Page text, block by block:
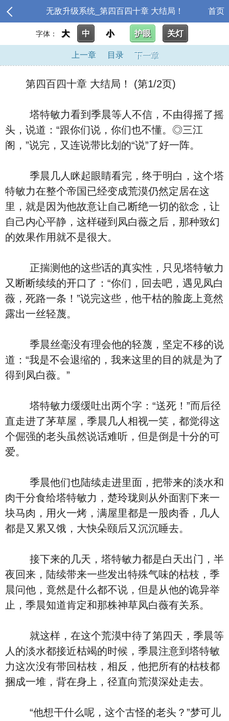
无敌升级系统_第四百四十章 大结局！ 首页
字体： 大 中 小 护眼 关灯
上一章 目录 下一章
第四百四十章 大结局！ (第1/2页)
塔特敏力看到季晨等人不信，不由得摇了摇
头，说道：“跟你们说，你们也不懂。◎三江
阁，”说完，又连说带比划的“说”了好一阵。
季晨几人眯起眼睛看完，终于明白，这个塔
特敏力在整个帝国已经变成荒漠仍然定居在这
里，就是因为他故意让自己断绝一切的欲念，让
自己内心平静，这样碰到凤白薇之后，那种致幻
的效果作用就不是很大。
正揣测他的这些话的真实性，只见塔特敏力
又断断续续的开口了：“你们，回去吧，遇见凤白
薇，死路一条！”说完这些，他干枯的脸庞上竟然
露出一丝轻蔑。
季晨丝毫没有理会他的轻蔑，坚定不移的说
道：“我是不会退缩的，我来这里的目的就是为了
得到凤白薇。”
塔特敏力缓缓吐出两个字：“送死！”而后径
直走进了茅草屋，季晨几人相视一笑，都觉得这
个倔强的老头虽然说话难听，但是倒是十分的可
爱。
季晨他们也陆续走进里面，把带来的淡水和
肉干分食给塔特敏力，楚玲珑则从外面割下来一
块马肉，用火一烤，满屋里都是一股肉香，几人
都是又累又饿，大快朵颐后又沉沉睡去。
接下来的几天，塔特敏力都是白天出门，半
夜回来，陆续带来一些发出特殊气味的枯枝，季
晨问他，竟然是什么都不说，但是从他的诡异举
止，季晨知道肯定和那株神草凤白薇有关系。
就这样，在这个荒漠中待了第四天，季晨等
人的淡水都接近枯竭的时候，季晨注意到塔特敏
力这次没有带回枯枝，相反，他把所有的枯枝都
捆成一堆，背在身上，径直向荒漠深处走去。
“他想干什么呢，这个古怪的老头？”梦可儿